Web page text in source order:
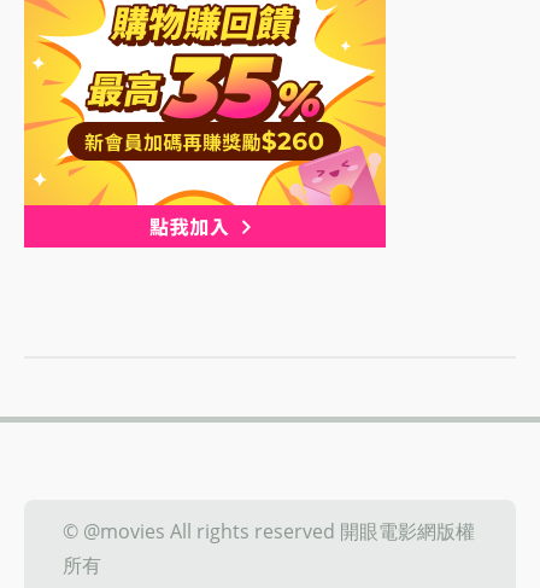
© @movies All rights reserved 開眼電影網版權
所有